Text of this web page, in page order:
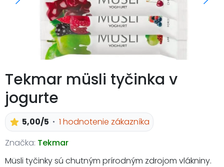
Tekmar müsli tyčinka v
jogurte
5,00/5
1 hodnotenie zákazníka
Značka: Tekmar
Müsli tyčinky sú chutným prírodným zdrojom vlákniny.